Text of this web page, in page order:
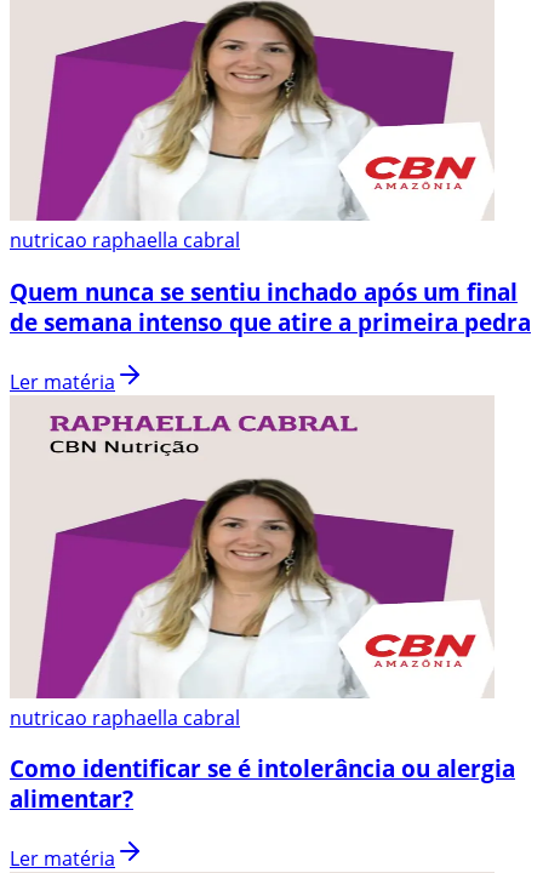
nutricao raphaella cabral
Quem nunca se sentiu inchado após um final
de semana intenso que atire a primeira pedra
Ler matéria
nutricao raphaella cabral
Como identificar se é intolerância ou alergia
alimentar?
Ler matéria